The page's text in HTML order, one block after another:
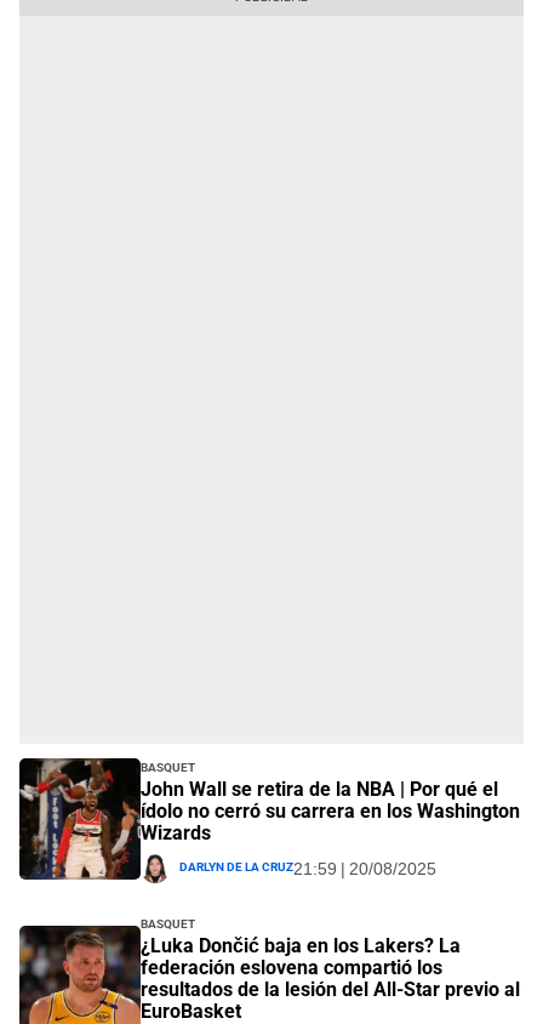
Basquet
John Wall se retira de la NBA | Por qué el
ídolo no cerró su carrera en los Washington
Wizards
Darlyn De La Cruz21:59 | 20/08/2025
Basquet
¿Luka Dončić baja en los Lakers? La
federación eslovena compartió los
resultados de la lesión del All-Star previo al
EuroBasket